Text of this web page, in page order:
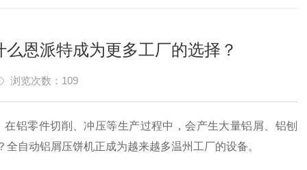
恩派特成为更多工厂的选择？
浏览次数：109
铝零件切削、冲压等生产过程中，会产生大量铝屑、铝刨
自动铝屑压饼机正成为越来越多温州工厂的设备。